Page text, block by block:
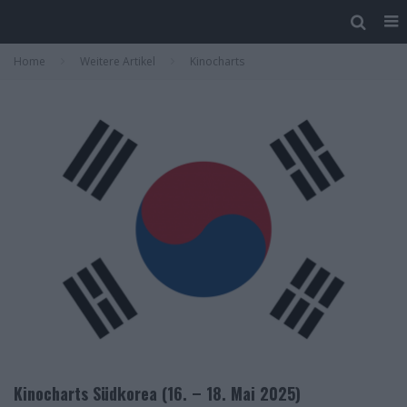
Home Weitere Artikel Kinocharts
Kinocharts Südkorea (16. – 18. Mai 2025)